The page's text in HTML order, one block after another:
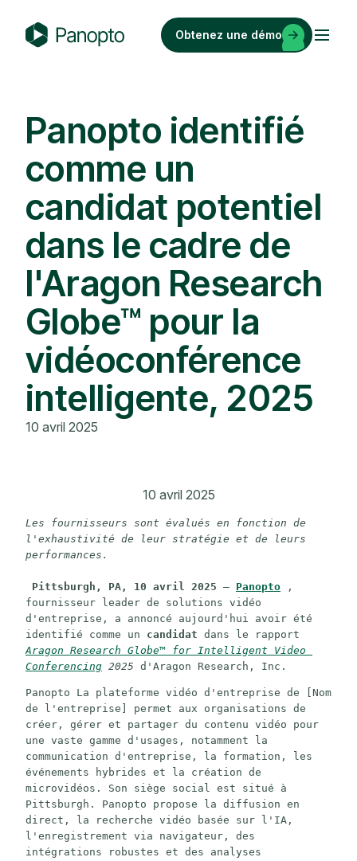
o
p
o
Obtenez une démo
Panopto identifié
comme un
candidat potentiel
dans le cadre de
l'Aragon Research
Globe™ pour la
vidéoconférence
intelligente, 2025
10 avril 2025
10 avril 2025
Les fournisseurs sont évalués en fonction de
l'exhaustivité de leur stratégie et de leurs
performances.
Pittsburgh, PA, 10 avril 2025 – Panopto ,
fournisseur leader de solutions vidéo
d'entreprise, a annoncé aujourd'hui avoir été
identifié comme un candidat
Aragon Research Globe™ for Intelligent Video
Conferencing 2025 d'Aragon Research, Inc.
Panopto La plateforme vidéo d'entreprise de [Nom
de l'entreprise] permet aux organisations de
créer, gérer et partager du contenu vidéo pour
une vaste gamme d'usages, notamment la
communication d'entreprise, la formation, les
événements hybrides et la création de
microvidéos. Son siège social est situé à
Pittsburgh. Panopto propose la diffusion en
direct, la recherche vidéo basée sur l'IA,
l'enregistrement via navigateur, des
intégrations robustes et des analyses